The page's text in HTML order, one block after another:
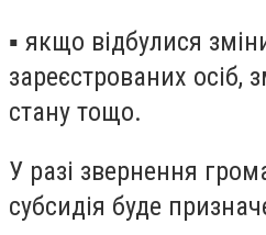
▪ якщо відбулися
зареєстрованих осіб,
стану тощо.
У разі звернення
субсидія буде